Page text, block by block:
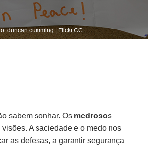
duncan cumming | Flickr CC
sabem sonhar. Os medrosos
visões. A saciedade e o medo nos
as defesas, a garantir segurança